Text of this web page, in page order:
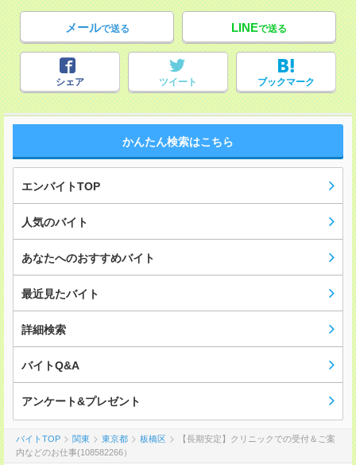
メールで送る LINEで送る
シェア ツイート ブックマーク
かんたん検索はこちら
エンバイトTOP
人気のバイト
あなたへのおすすめバイト
最近見たバイト
詳細検索
バイトQ&A
アンケート&プレゼント
バイトTOP 関東 東京都 板橋区
【長期安定】クリニックでの受付＆ご案
内などのお仕事(108582266）